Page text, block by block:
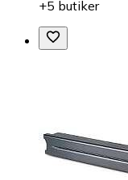
+5 butiker